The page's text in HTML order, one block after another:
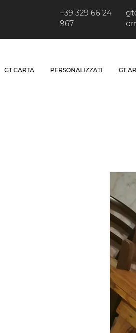
+39 329 66 24
967
GT CARTA PERSONALIZZATI GT